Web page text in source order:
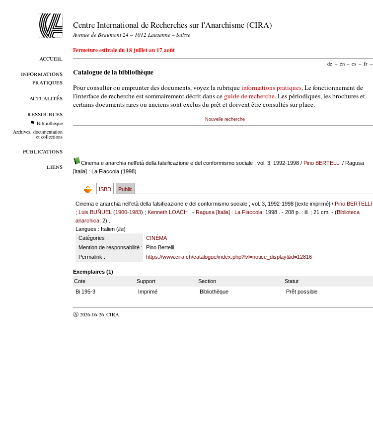
accueil
informations
pratiques
actualités
ressources
Bibliothèque
Archives, documentation
et collections
publications
liens
Centre International de Recherches sur l'Anarchisme (CIRA)
Avenue de Beaumont 24 – 1012 Lausanne – Suisse
Fermeture estivale du 18 juillet au 17 août
de – en – es – fr –
Catalogue de la bibliothèque
Pour consulter ou emprunter des documents, voyez la rubriqueinformations pratiques. Le fonctionnement de
l'interface de recherche est sommairement décrit dans ce guide de recherche. Les périodiques, les brochures et
certains documents rares ou anciens sont exclus du prêt et doivent être consultés sur place.
Nouvelle recherche
Cinema e anarchia nell'età della falsificazione e del conformismo sociale ; vol. 3, 1992-1998/ Pino BERTELLI / Ragusa
[Italia] : La Fiaccola (1998)
ISBD Public
Cinema e anarchia nell'età della falsificazione e del conformismo sociale ; vol. 3, 1992-1998 [texte imprimé] /Pino BERTELLI
;Luis BUÑUEL (1900-1983) ;Kenneth LOACH . -Ragusa [Italia] : La Fiaccola , 1998 . - 208 p. : ill. ; 21 cm. - (Biblioteca
anarchica; 2) .
Langues : Italien (ita)
Catégories :
CINÉMA
Mention de responsabilité :
Pino Bertelli
Permalink :
https://www.cira.ch/catalogue/index.php?lvl=notice_display&id=12816
Exemplaires (1)
Cote
Support Section
Statut
Bi 195-3
Imprimé Bibliothèque Prêt possible
Ⓐ 2026-06-26 CIRA